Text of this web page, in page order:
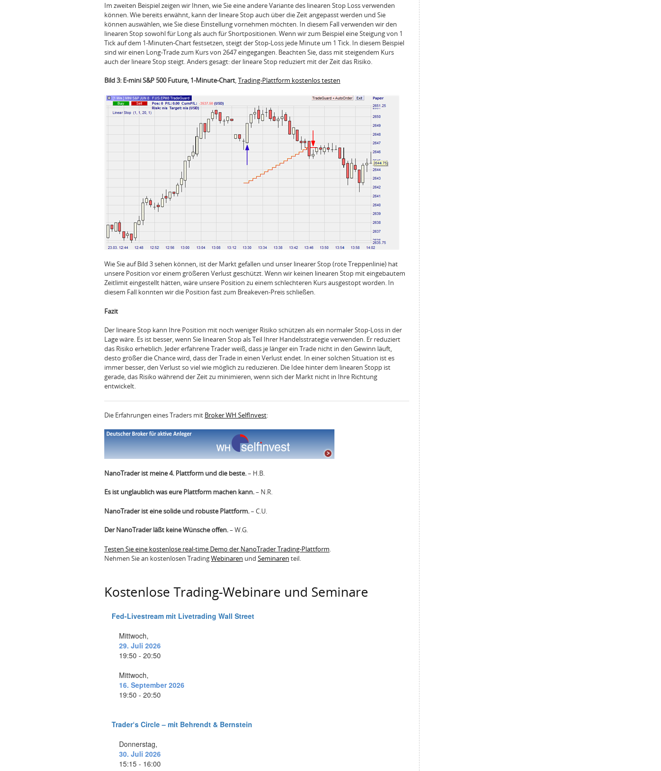
Im zweiten Beispiel zeigen wir Ihnen, wie Sie eine andere Variante des linearen Stop Loss verwenden
können. Wie bereits erwähnt, kann der lineare Stop auch über die Zeit angepasst werden und Sie
können auswählen, wie Sie diese Einstellung vornehmen möchten. In diesem Fall verwenden wir den
linearen Stop sowohl für Long als auch für Shortpositionen. Wenn wir zum Beispiel eine Steigung von 1
Tick auf dem 1-Minuten-Chart festsetzen, steigt der Stop-Loss jede Minute um 1 Tick. In diesem Beispiel
sind wir einen Long-Trade zum Kurs von 2647 eingegangen. Beachten Sie, dass mit steigendem Kurs
auch der lineare Stop steigt. Anders gesagt: der lineare Stop reduziert mit der Zeit das Risiko.
Bild 3: E-mini S&P 500 Future, 1-Minute-Chart,Trading-Plattform kostenlos testen
Wie Sie auf Bild 3 sehen können, ist der Markt gefallen und unser linearer Stop (rote Treppenlinie) hat
unsere Position vor einem größeren Verlust geschützt. Wenn wir keinen linearen Stop mit eingebautem
Zeitlimit eingestellt hätten, wäre unsere Position zu einem schlechteren Kurs ausgestopt worden. In
diesem Fall konnten wir die Position fast zum Breakeven-Preis schließen.
Fazit
Der lineare Stop kann Ihre Position mit noch weniger Risiko schützen als ein normaler Stop-Loss in der
Lage wäre. Es ist besser, wenn Sie linearen Stop als Teil Ihrer Handelsstrategie verwenden. Er reduziert
das Risiko erheblich. Jeder erfahrene Trader weiß, dass je länger ein Trade nicht in den Gewinn läuft,
desto größer die Chance wird, dass der Trade in einen Verlust endet. In einer solchen Situation ist es
immer besser, den Verlust so viel wie möglich zu reduzieren. Die Idee hinter dem linearen Stopp ist
gerade, das Risiko während der Zeit zu minimieren, wenn sich der Markt nicht in Ihre Richtung
entwickelt.
Die Erfahrungen eines Traders mit Broker WH SelfInvest:
NanoTrader ist meine 4. Plattform und die beste.– H.B.
Es ist unglaublich was eure Plattform machen kann.– N.R.
NanoTrader ist eine solide und robuste Plattform.– C.U.
Der NanoTrader läßt keine Wünsche offen.– W.G.
Testen Sie eine kostenlose real-time Demo der NanoTrader Trading-Plattform.
Nehmen Sie an kostenlosen TradingWebinaren und Seminaren teil.
Kostenlose Trading-Webinare und Seminare